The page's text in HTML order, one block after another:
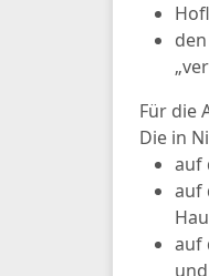
Für die
Die in
auf
auf
auf